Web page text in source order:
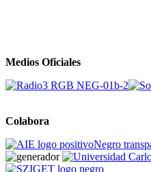
Medios Oficiales
Colabora